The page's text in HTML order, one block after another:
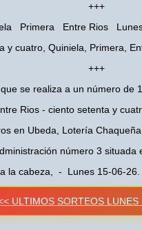
+++
Primera Entre Rios
y cuatro, Quiniela, Primera,
+++
se realiza a un número de
Rios - ciento setenta y
en Ubeda, Lotería
número 3
la cabeza, - Lunes 15-06-
ULTIMOS SORTEOS